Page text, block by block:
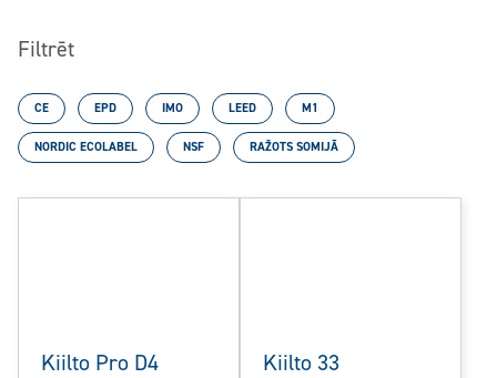
Filtrēt
CE EPD IMO LEED M1
NORDIC ECOLABEL NSF RAŽOTS SOMIJĀ
Kiilto Pro D4
Kiilto 33